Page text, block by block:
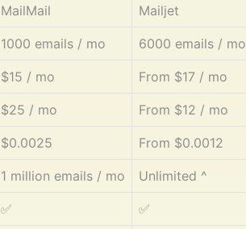
MailMail Mailjet
1000 emails / mo 6000 emails / mo
$15 / mo From $17 / mo
$25 / mo From $12 / mo
$0.0025 From $0.0012
1 million emails / mo Unlimited ^
✅ ✅